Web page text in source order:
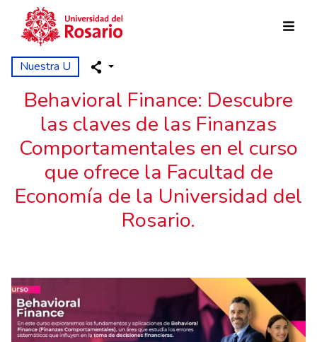
Skip to main content
Nuestra U
Behavioral Finance: Descubre
las claves de las Finanzas
Comportamentales en el curso
que ofrece la Facultad de
Economía de la Universidad del
Rosario.